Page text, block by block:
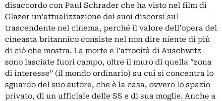
disaccordo con Paul Schrader che ha visto nel film di
Glazer un’attualizzazione dei suoi discorsi sul
trascendente nel cinema, perché il valore dell’opera del
cineasta britannico consiste nel non dire niente di più
di ciò che mostra. La morte e l’atrocità di Auschwitz
sono lasciate fuori campo, oltre il muro di quella “zona
di interesse” (il mondo ordinario) su cui si concentra lo
sguardo del suo autore, che è la casa, ovvero lo spazio
privato, di un ufficiale delle SS e di sua moglie. Anche a